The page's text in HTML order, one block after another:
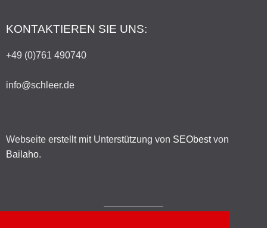
KONTAKTIEREN SIE UNS:
+49 (0)761 490740
info@schleer.de
Webseite erstellt mit Unterstützung von SEObestvon
Bailaho.